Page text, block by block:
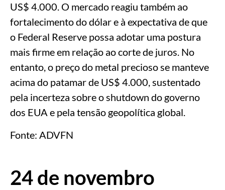
US$ 4.000. O mercado reagiu também ao
fortalecimento do dólar e à expectativa de que
o Federal Reserve possa adotar uma postura
mais firme em relação ao corte de juros. No
entanto, o preço do metal precioso se manteve
acima do patamar de US$ 4.000, sustentado
pela incerteza sobre o shutdown do governo
dos EUA e pela tensão geopolítica global.
Fonte: ADVFN
24 de novembro